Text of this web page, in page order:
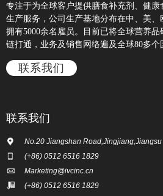
专注于为全球客户提供膳食补充剂、健康
生产服务，公司生产基地分布在中、美
拥有5000余名雇员。目前已将全球营养
链打通，业务及销售网络遍及全球80多个
联系我们
联系我们
No.20 Jiangshan Road,Jingjiang,Jiangsu
(+86) 0512 6516 1829
Marketing@ivcinc.cn
(+86) 0512 6516 1829